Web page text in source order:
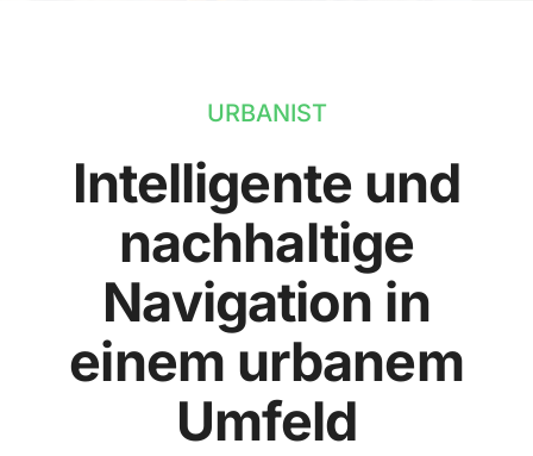
URBANIST
Intelligente und
nachhaltige
Navigation in
einem urbanem
Umfeld